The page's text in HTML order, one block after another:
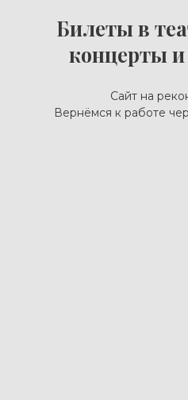
Билеты в
концерты
Сайт на
Вернёмся к работе